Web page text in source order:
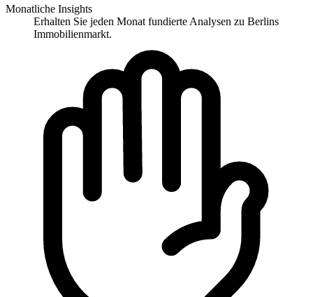
Monatliche Insights
Erhalten Sie jeden Monat fundierte Analysen zu Berlins
Immobilienmarkt.